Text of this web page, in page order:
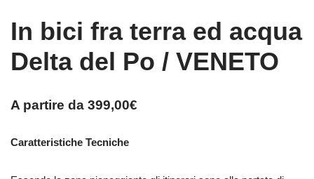
In bici fra terra ed acqua
Delta del Po / VENETO
A partire da 399,00€
Caratteristiche Tecniche